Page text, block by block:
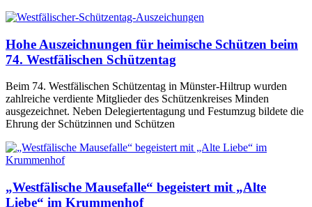
Hohe Auszeichnungen für heimische Schützen beim
74. Westfälischen Schützentag
Beim 74. Westfälischen Schützentag in Münster-Hiltrup wurden
zahlreiche verdiente Mitglieder des Schützenkreises Minden
ausgezeichnet. Neben Delegiertentagung und Festumzug bildete die
Ehrung der Schützinnen und Schützen
„Westfälische Mausefalle“ begeistert mit „Alte
Liebe“ im Krummenhof